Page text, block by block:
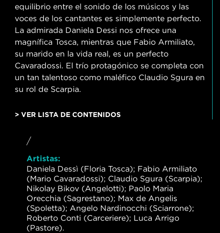
equilibrio entre el sonido de los músicos y las
voces de los cantantes es simplemente perfecto.
La admirada Daniela Dessi nos ofrece una
magnífica Tosca, mientras que Fabio Armiliato,
su marido en la vida real, es un perfecto
Cavaradossi. El trío protagónico se completa con
un tan talentoso como maléfico Claudio Sgura en
su rol de Scarpia.
> VER LISTA DE CONTENIDOS
/
Artistas:
Daniela Dessì (Floria Tosca); Fabio Armiliato
(Mario Cavaradossi); Claudio Sgura (Scarpia);
Nikolay Bikov (Angelotti); Paolo Maria
Orecchia (Sagrestano); Max de Angelis
(Spoletta); Angelo Nardinocchi (Sciarrone);
Roberto Conti (Carceriere); Luca Arrigo
(Pastore).